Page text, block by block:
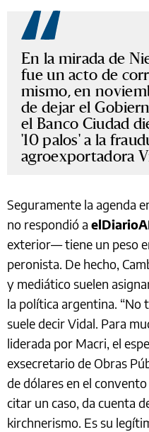
En la mirada de
fue un acto de
mismo, en
de dejar el
el Banco Ciudad
'10 palos' a la
agroexportadora
Seguramente la agenda
no respondió a
exterior— tiene un peso
peronista. De hecho,
y mediático suelen
la política argentina. “No
suele decir Vidal. Para
liderada por Macri, el
exsecretario de Obras
de dólares en el
citar un caso, da cuenta
kirchnerismo. Es su